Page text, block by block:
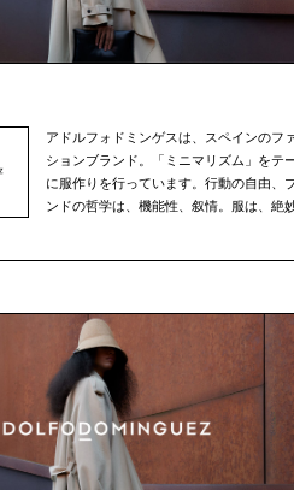
アドルフォドミンゲスは、スペインのフ
ションブランド。「ミニマリズム」をテ
に服作りを行っています。行動の自由、
ンドの哲学は、機能性、叙情。服は、絶